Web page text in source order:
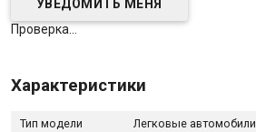
Проверка...
Характеристики
Тип модели
Легковые автомобили